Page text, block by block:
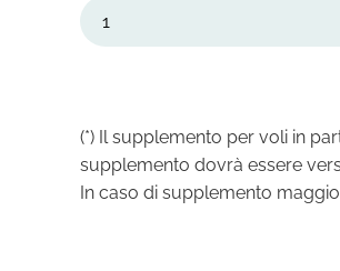
(*) Il supplemento per voli in
supplemento dovrà essere
In caso di supplemento